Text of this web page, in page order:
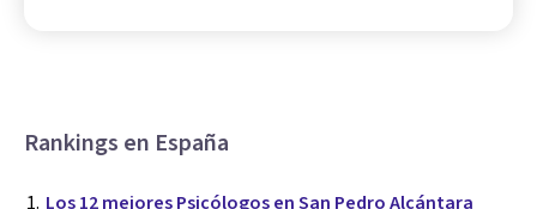
Rankings en España
Los 12 mejores Psicólogos en San Pedro Alcántara